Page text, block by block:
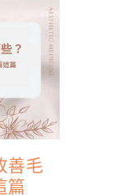
善毛
篇